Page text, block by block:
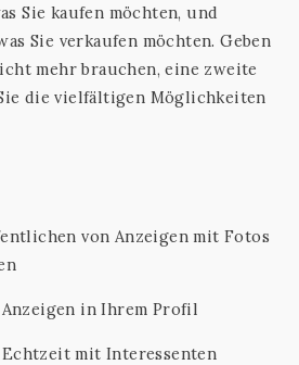
Sie kaufen möchten, und
Sie verkaufen möchten. Geben
mehr brauchen, eine zweite
die vielfältigen Möglichkeiten
von Anzeigen mit Fotos
in Ihrem Profil
mit Interessenten